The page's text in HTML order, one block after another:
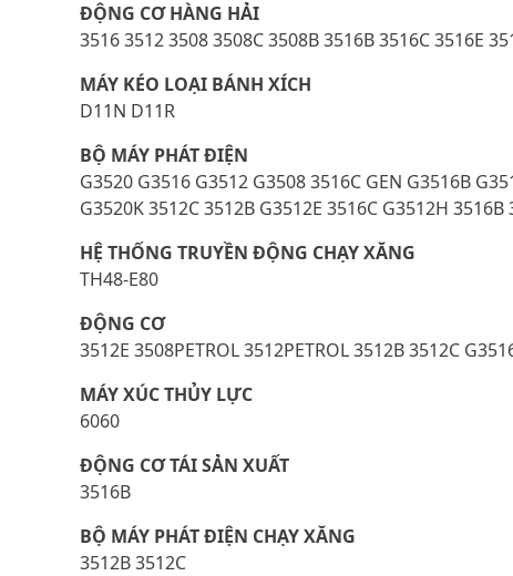
ĐỘNG CƠ HÀNG HẢI
3516 3512 3508 3508C 3508B 3516B 3516C 3516E
MÁY KÉO LOẠI BÁNH XÍCH
D11N D11R
BỘ MÁY PHÁT ĐIỆN
G3520 G3516 G3512 G3508 3516C GEN G3516B
G3520K 3512C 3512B G3512E 3516C G3512H 3516B
HỆ THỐNG TRUYỀN ĐỘNG CHẠY XĂNG
TH48-E80
ĐỘNG CƠ
3512E 3508PETROL 3512PETROL 3512B 3512C
MÁY XÚC THỦY LỰC
6060
ĐỘNG CƠ TÁI SẢN XUẤT
3516B
BỘ MÁY PHÁT ĐIỆN CHẠY XĂNG
3512B 3512C